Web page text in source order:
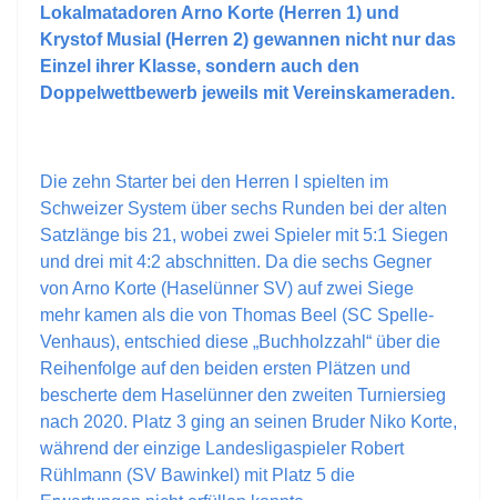
Lokalmatadoren Arno Korte (Herren 1) und
Krystof Musial (Herren 2) gewannen nicht nur das
Einzel ihrer Klasse, sondern auch den
Doppelwettbewerb jeweils mit Vereinskameraden.
Die zehn Starter bei den Herren I spielten im
Schweizer System über sechs Runden bei der alten
Satzlänge bis 21, wobei zwei Spieler mit 5:1 Siegen
und drei mit 4:2 abschnitten. Da die sechs Gegner
von Arno Korte (Haselünner SV) auf zwei Siege
mehr kamen als die von Thomas Beel (SC Spelle-
Venhaus), entschied diese „Buchholzzahl“ über die
Reihenfolge auf den beiden ersten Plätzen und
bescherte dem Haselünner den zweiten Turniersieg
nach 2020. Platz 3 ging an seinen Bruder Niko Korte,
während der einzige Landesligaspieler Robert
Rühlmann (SV Bawinkel) mit Platz 5 die